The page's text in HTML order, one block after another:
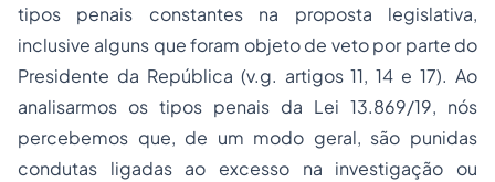
tipos penais constantes na proposta legislativa,
inclusive alguns que foram objeto de veto por parte do
Presidente da República (v.g. artigos 11, 14 e 17). Ao
analisarmos os tipos penais da Lei 13.869/19, nós
percebemos que, de um modo geral, são punidas
condutas ligadas ao excesso na investigação ou